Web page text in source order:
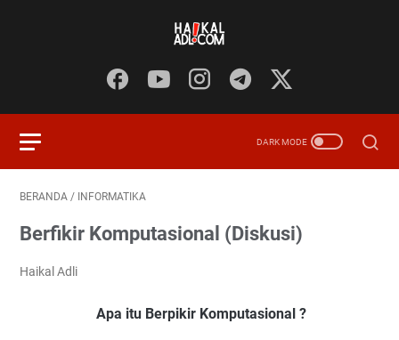
BERANDA / INFORMATIKA
Berfikir Komputasional (Diskusi)
Haikal Adli
Apa itu Berpikir Komputasional ?